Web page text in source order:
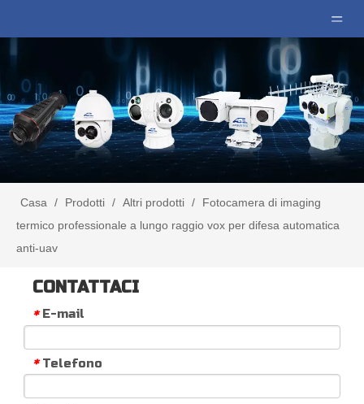
Casa / Prodotti / Altri prodotti /
Fotocamera di imaging
termico professionale a lungo raggio vox per difesa automatica
anti-uav
CONTATTACI
* E-mail
* Telefono